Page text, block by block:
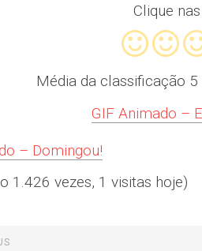
Clique
Média da classificação 5
GIF Animado –
– Domingou!
1.426 vezes, 1 visitas hoje)